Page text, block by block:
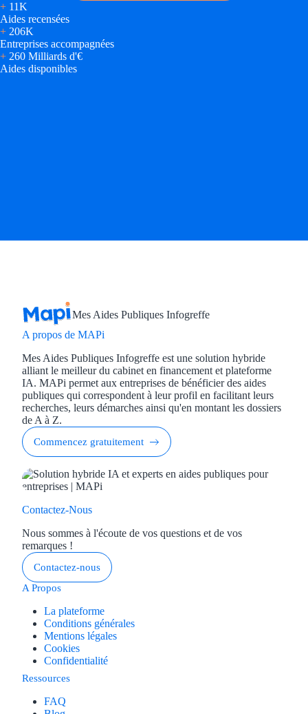
+ 11K
Aides recensées
+ 206K
Entreprises accompagnées
+ 260 Milliards d'€
Aides disponibles
Mes Aides Publiques Infogreffe
A propos de MAPi
Mes Aides Publiques Infogreffe est une solution hybride
alliant le meilleur du cabinet en financement et plateforme
IA. MAPi permet aux entreprises de bénéficier des aides
publiques qui correspondent à leur profil en facilitant leurs
recherches, leurs démarches ainsi qu'en montant les dossiers
de A à Z.
Commencez gratuitement
Contactez-Nous
Nous sommes à l'écoute de vos questions et de vos
remarques !
Contactez-nous
A Propos
La plateforme
Conditions générales
Mentions légales
Cookies
Confidentialité
Ressources
FAQ